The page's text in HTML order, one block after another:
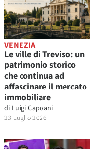
VENEZIA
Le ville di Treviso: un
patrimonio storico
che continua ad
affascinare il mercato
immobiliare
di Luigi Capoani
23 Luglio 2026